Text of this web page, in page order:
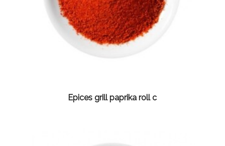
Epices grill paprika roll c